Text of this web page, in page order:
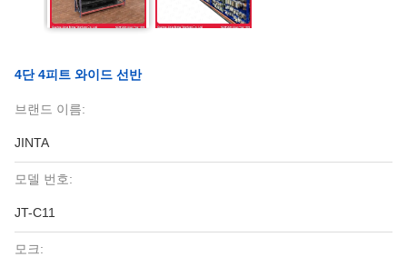
4단 4피트 와이드 선반
브랜드 이름:
JINTA
모델 번호:
JT-C11
모크: